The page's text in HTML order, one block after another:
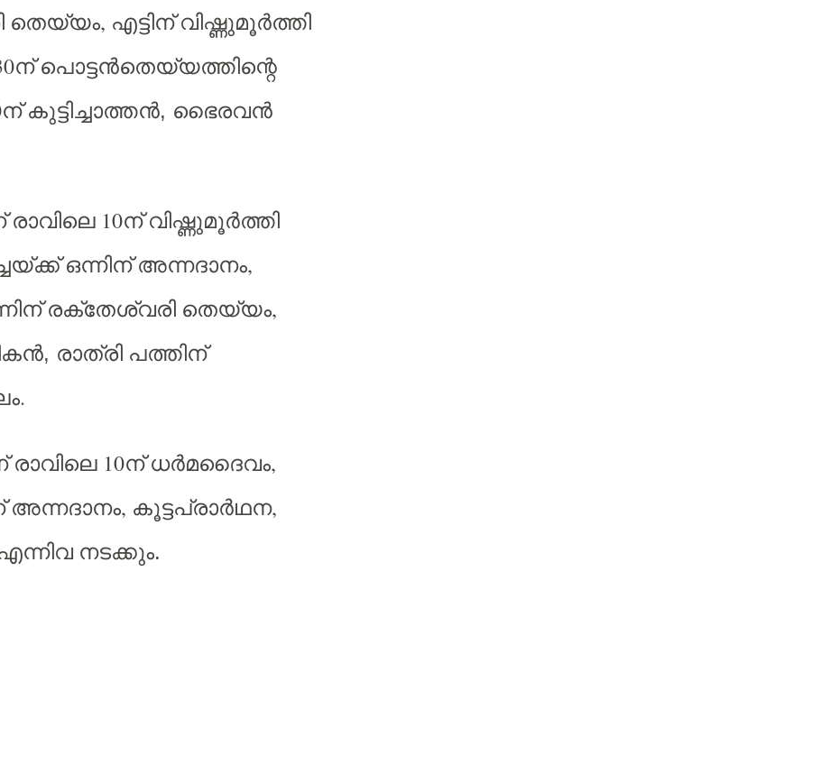
തെയ്യം, എട്ടിന് വിഷ്ണുമൂര്‍ത്തി
ന് പൊട്ടന്‍തെയ്യത്തിന്റെ
ന് കുട്ടിച്ചാത്തന്‍, ഭൈരവന്‍
രാവിലെ10ന് വിഷ്ണുമൂര്‍ത്തി
ഒന്നിന് അന്നദാനം,
രക്തേശ്വരി തെയ്യം,
രാത്രി പത്തിന്
.
രാവിലെ10ന് ധര്‍മദൈവം,
അന്നദാനം, കൂട്ടപ്രാര്‍ഥന,
നടക്കും.